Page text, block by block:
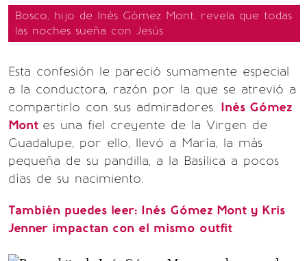
Bosco, hijo de Inés Gómez Mont, revela que todas
las noches sueña con Jesús
Esta confesión le pareció sumamente especial
a la conductora, razón por la que se atrevió a
compartirlo con sus admiradores. Inés Gómez
Mont es una fiel creyente de la Virgen de
Guadalupe, por ello, llevó a María, la más
pequeña de su pandilla, a la Basílica a pocos
días de su nacimiento.
También puedes leer: Inés Gómez Mont y Kris
Jenner impactan con el mismo outfit